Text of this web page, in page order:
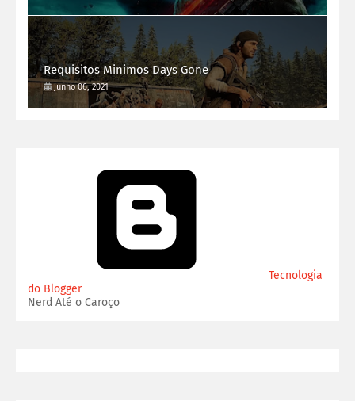
Requisitos Minimos Days Gone
junho 06, 2021
Tecnologia
do Blogger
Nerd Até o Caroço